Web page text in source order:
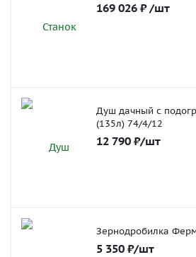
169 026 ₽ /шт
Душ дачный с
(135л) 74/4/12
12 790 ₽/шт
Зернодробилка
5 350 ₽/шт